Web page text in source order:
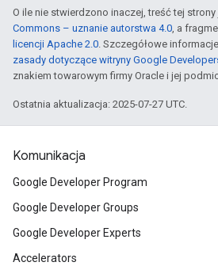
O ile nie stwierdzono inaczej, treść tej
Commons – uznanie autorstwa 4.0, a
licencji Apache 2.0. Szczegółowe
zasady dotyczące witryny Google
znakiem towarowym firmy Oracle i jej
Ostatnia aktualizacja: 2025-07-27 UTC.
Komunikacja
Google Developer Program
Google Developer Groups
Google Developer Experts
Accelerators